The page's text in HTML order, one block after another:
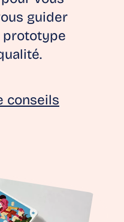
guider
prototype
conseils